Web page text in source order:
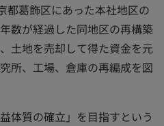
都葛飾区にあった本社地区の
数が経過した同地区の再構築
土地を売却して得た資金を元
所、工場、倉庫の再編成を図
体質の確立」を目指すという